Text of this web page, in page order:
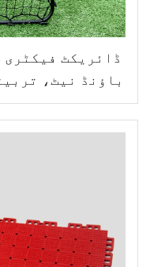
ڈائریکٹ
باؤنڈ نیٹ،